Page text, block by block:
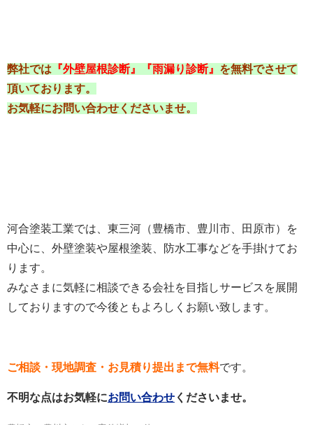
弊社では 『外壁屋根診断』『雨漏り診断』 を無料でさせて
頂いております。
お気軽にお問い合わせくださいませ。
河合塗装工業では、東三河（豊橋市、豊川市、田原市）を
中心に、外壁塗装や屋根塗装、防水工事などを手掛けてお
ります。
みなさまに気軽に相談できる会社を目指しサービスを展開
しておりますので今後ともよろしくお願い致します。
ご相談・現地調査・お見積り提出まで無料です。
不明な点はお気軽にお問い合わせ くださいませ。